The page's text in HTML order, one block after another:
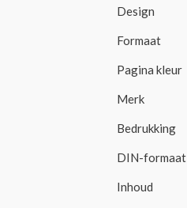
Design
Formaat
Pagina kleur
Merk
Bedrukking
DIN-formaat
Inhoud